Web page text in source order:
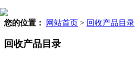
您的位置： 网站首页 > 回收产品目录
回收产品目录